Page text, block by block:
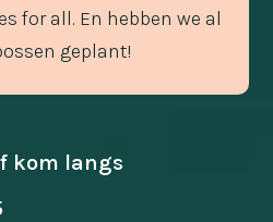
for all. En hebben we al
geplant!
kom langs